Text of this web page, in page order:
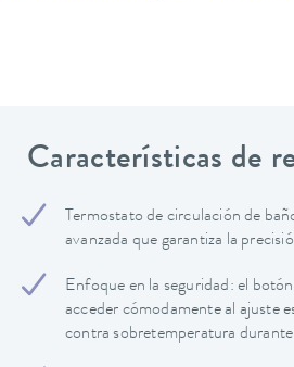
Características de
Termostato de circulación de
avanzada que garantiza la
Enfoque en la seguridad: el
acceder cómodamente al ajuste
contra sobretemperatura